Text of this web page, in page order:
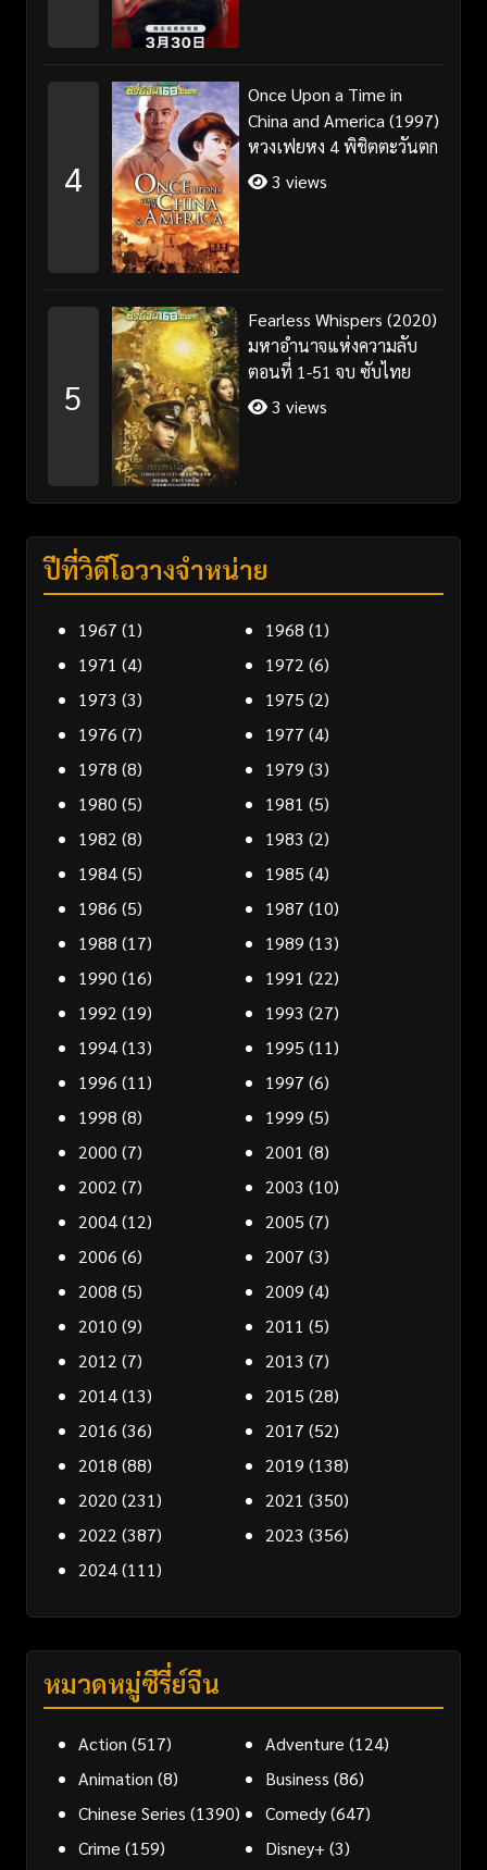
4
Once Upon a Time in
China and America (1997)
หวงเฟยหง 4 พิชิตตะวันตก
3 views
5
Fearless Whispers (2020)
มหาอำนาจแห่งความลับ
ตอนที่ 1-51 จบ ซับไทย
3 views
ปีที่วิดีโอวางจำหน่าย
1967 (1) 1968 (1)
1971 (4) 1972 (6)
1973 (3) 1975 (2)
1976 (7) 1977 (4)
1978 (8) 1979 (3)
1980 (5) 1981 (5)
1982 (8) 1983 (2)
1984(5) 1985 (4)
1986 (5) 1987 (10)
1988 (17) 1989 (13)
1990 (16) 1991 (22)
1992 (19) 1993 (27)
1994(13) 1995 (11)
1996 (11) 1997 (6)
1998 (8) 1999 (5)
2000 (7) 2001 (8)
2002 (7) 2003 (10)
2004(12) 2005 (7)
2006 (6) 2007 (3)
2008 (5) 2009 (4)
2010 (9) 2011 (5)
2012 (7) 2013 (7)
2014(13) 2015 (28)
2016 (36) 2017 (52)
2018 (88) 2019 (138)
2020 (231) 2021 (350)
2022 (387) 2023 (356)
2024(111)
หมวดหมู่ซีรี่ย์จีน
Action (517) Adventure (124)
Animation (8) Business (86)
Chinese Series (1390) Comedy(647)
Crime (159) Disney+ (3)